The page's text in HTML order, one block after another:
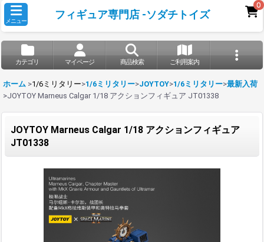
メニュー
フィギュア専門店 -ソダチトイズ
0
カテゴリ マイページ 商品検索 ご利用案内
ホーム >1/6ミリタリー>1/6ミリタリー>JOYTOY>1/6ミリタリー>最新入荷
>JOYTOY Marneus Calgar 1/18 アクションフィギュア JT01338
JOYTOY Marneus Calgar 1/18 アクションフィギュア
JT01338